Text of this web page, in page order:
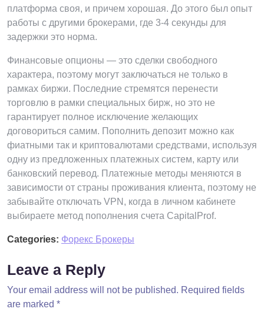
платформа своя, и причем хорошая. До этого был опыт
работы с другими брокерами, где 3-4 секунды для
задержки это норма.
Финансовые опционы — это сделки свободного
характера, поэтому могут заключаться не только в
рамках биржи. Последние стремятся перенести
торговлю в рамки специальных бирж, но это не
гарантирует полное исключение желающих
договориться самим. Пополнить депозит можно как
фиатными так и криптовалютами средствами, используя
одну из предложенных платежных систем, карту или
банковский перевод. Платежные методы меняются в
зависимости от страны проживания клиента, поэтому не
забывайте отключать VPN, когда в личном кабинете
выбираете метод пополнения счета CapitalProf.
Categories: Форекс Брокеры
Leave a Reply
Your email address will not be published. Required fields
are marked *